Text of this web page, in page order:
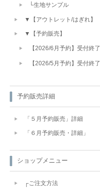
└生地サンプル
▼【アウトレット/はぎれ】
▼【予約販売】
【2026/6月予約】受付終了
【2026/5月予約】受付終了
予約販売詳細
「５月予約販売」詳細
「６月予約販売・詳細」
ショップメニュー
┌ご注文方法